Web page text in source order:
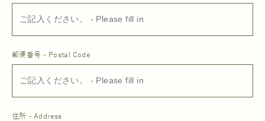
郵便番号 - Postal Code
住所 - Address